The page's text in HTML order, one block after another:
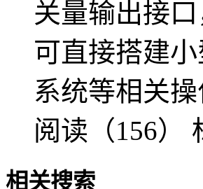
关量输出接
可直接搭建
系统等相关操
阅读（156）
相关搜索